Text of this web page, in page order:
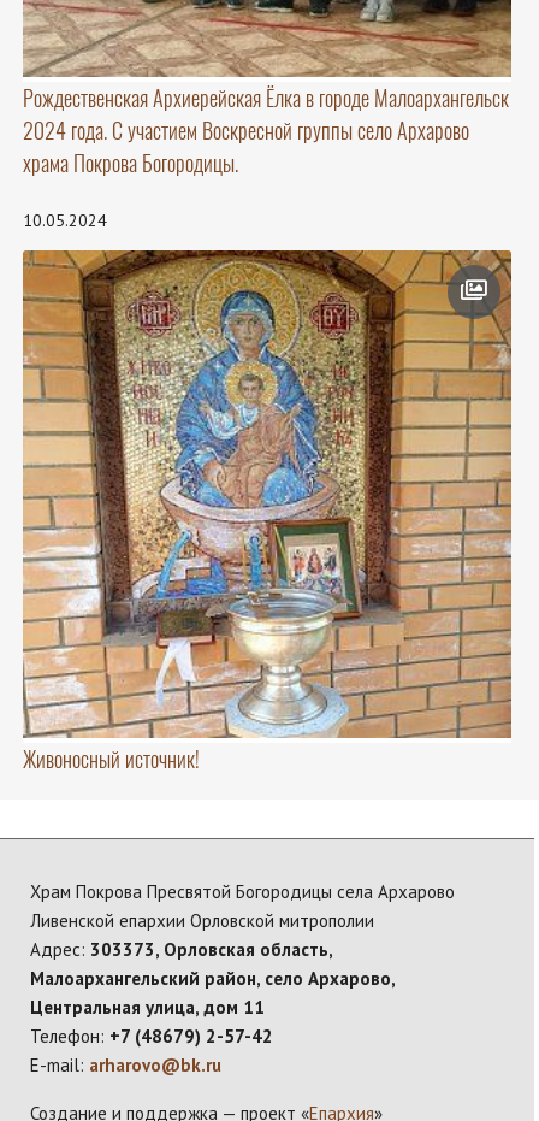
Рождественская Архиерейская Ёлка в городе Малоархангельск
2024 года. С участием Воскресной группы село Архарово
храма Покрова Богородицы.
10.05.2024
Живоносный источник!
Храм Покрова Пресвятой Богородицы села Архарово
Ливенской епархии Орловской митрополии
Адрес: 303373, Орловская область,
Малоархангельский район, село Архарово,
Центральная улица, дом 11
Телефон: +7 (48679) 2-57-42
E-mail: arharovo@bk.ru
Создание и поддержка — проект «Епархия»